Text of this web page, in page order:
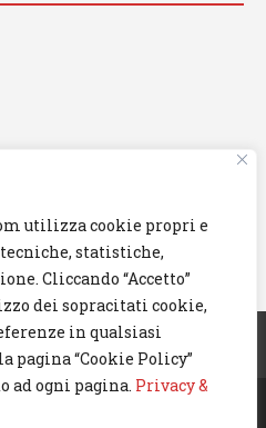
utilizza cookie propri e
statistiche,
Cliccando “Accetto”
dei sopracitati cookie,
in qualsiasi
“Cookie Policy”
ad ogni pagina. Privacy &
rights reserved.